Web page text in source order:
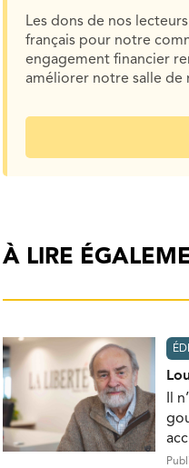
Les dons de nos
français pour notre
engagement financier
améliorer notre salle de
À LIRE
Il